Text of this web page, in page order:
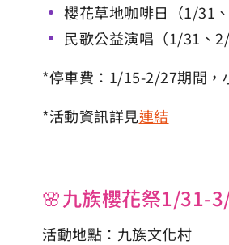
櫻花草地咖啡日（1/31
民歌公益演唱（1/31、
*停車費：1/15-2/27期間，
*活動資訊詳見連結
🌸九族櫻花祭1/31-
活動地點：九族文化村